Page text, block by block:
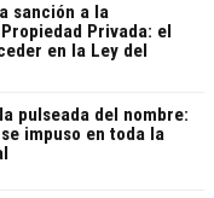
sanción a la
Privada: el
en la Ley del
pulseada del nombre:
impuso en toda la